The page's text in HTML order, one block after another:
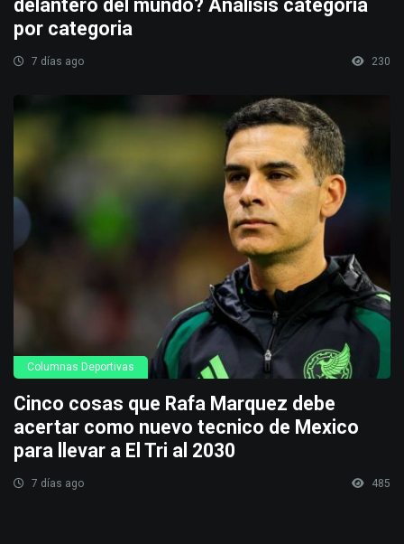
delantero del mundo? Analisis categoria
por categoria
7 días ago 230
Columnas Deportivas
Cinco cosas que Rafa Marquez debe
acertar como nuevo tecnico de Mexico
para llevar a El Tri al 2030
7 días ago 485